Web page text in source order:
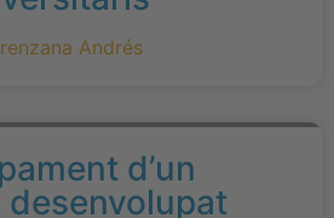
Andrés
d’un